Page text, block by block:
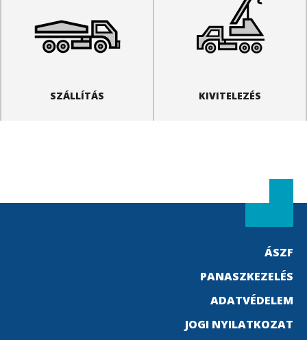
SZÁLLÍTÁS KIVITELEZÉS
ÁSZF
PANASZKEZELÉS
ADATVÉDELEM
JOGI NYILATKOZAT